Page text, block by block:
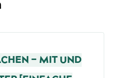
– MIT UND